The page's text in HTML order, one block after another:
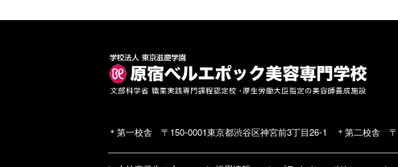
＊第一校舎 〒150-0001東京都渋谷区神宮前3丁目26-1 ＊第二校舎